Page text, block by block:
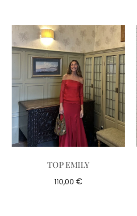
TOP EMILY
110,00 €